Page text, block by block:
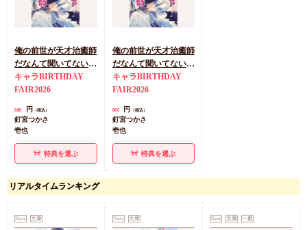
俺の前世が天才治癒師
だなんて聞いてない！
（単品）
キャラBIRTHDAY
FAIR2026
880 円 （税込）
釘宮つかさ
壱也
特典を選ぶ
俺の前世が天才治癒師
だなんて聞いてない！
（単品）【キャラ
BIRTHDAY
チェキ風カード付き】
キャラBIRTHDAY
FAIR2026
880 円 （税込）
釘宮つかさ
壱也
特典を選ぶ
リアルタイムランキング
New 文庫 New 文庫 New 文庫 一般